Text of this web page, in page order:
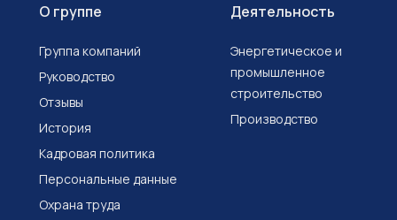
О группе
Группа компаний
Руководство
Отзывы
История
Кадровая политика
Персональные данные
Охрана труда
Деятельность
Энергетическое и
промышленное
строительство
Производство